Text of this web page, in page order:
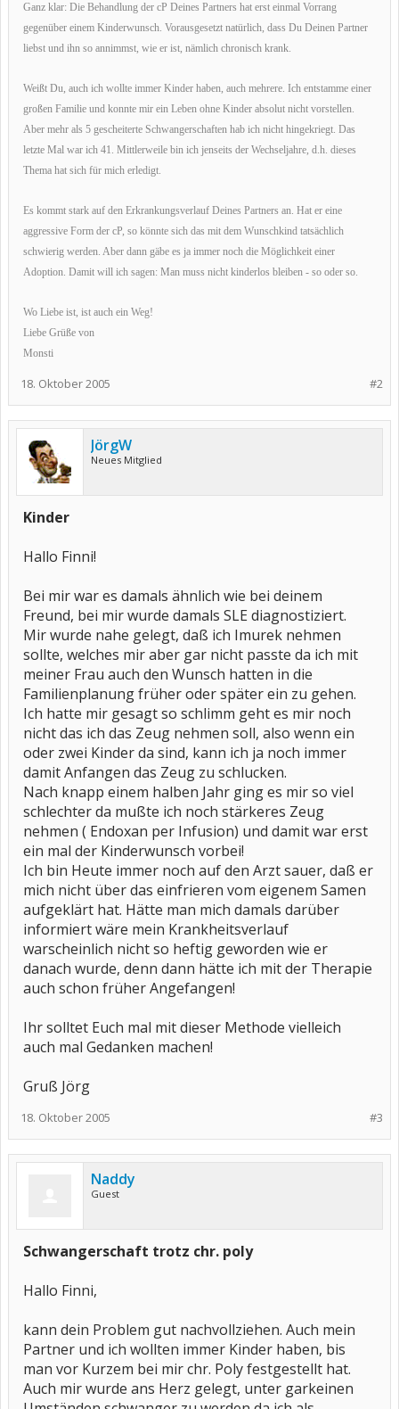
Ganz klar: Die Behandlung der cP Deines Partners hat erst einmal Vorrang
gegenüber einem Kinderwunsch. Vorausgesetzt natürlich, dass Du Deinen Partner
liebst und ihn so annimmst, wie er ist, nämlich chronisch krank.
Weißt Du, auch ich wollte immer Kinder haben, auch mehrere. Ich entstamme einer
großen Familie und konnte mir ein Leben ohne Kinder absolut nicht vorstellen.
Aber mehr als 5 gescheiterte Schwangerschaften hab ich nicht hingekriegt. Das
letzte Mal war ich 41. Mittlerweile bin ich jenseits der Wechseljahre, d.h. dieses
Thema hat sich für mich erledigt.
Es kommt stark auf den Erkrankungsverlauf Deines Partners an. Hat er eine
aggressive Form der cP, so könnte sich das mit dem Wunschkind tatsächlich
schwierig werden. Aber dann gäbe es ja immer noch die Möglichkeit einer
Adoption. Damit will ich sagen: Man muss nicht kinderlos bleiben - so oder so.
Wo Liebe ist, ist auch ein Weg!
Liebe Grüße von
Monsti
#2
18. Oktober 2005
JörgW
Neues Mitglied
Kinder
Hallo Finni!
Bei mir war es damals ähnlich wie bei deinem
Freund, bei mir wurde damals SLE diagnostiziert.
Mir wurde nahe gelegt, daß ich Imurek nehmen
sollte, welches mir aber gar nicht passte da ich mit
meiner Frau auch den Wunsch hatten in die
Familienplanung früher oder später ein zu gehen.
Ich hatte mir gesagt so schlimm geht es mir noch
nicht das ich das Zeug nehmen soll, also wenn ein
oder zwei Kinder da sind, kann ich ja noch immer
damit Anfangen das Zeug zu schlucken.
Nach knapp einem halben Jahr ging es mir so viel
schlechter da mußte ich noch stärkeres Zeug
nehmen ( Endoxan per Infusion) und damit war erst
ein mal der Kinderwunsch vorbei!
Ich bin Heute immer noch auf den Arzt sauer, daß er
mich nicht über das einfrieren vom eigenem Samen
aufgeklärt hat. Hätte man mich damals darüber
informiert wäre mein Krankheitsverlauf
warscheinlich nicht so heftig geworden wie er
danach wurde, denn dann hätte ich mit der Therapie
auch schon früher Angefangen!
Ihr solltet Euch mal mit dieser Methode vielleich
auch mal Gedanken machen!
Gruß Jörg
#3
18. Oktober 2005
Naddy
Guest
Schwangerschaft trotz chr. poly
Hallo Finni,
kann dein Problem gut nachvollziehen. Auch mein
Partner und ich wollten immer Kinder haben, bis
man vor Kurzem bei mir chr. Poly festgestellt hat.
Auch mir wurde ans Herz gelegt, unter garkeinen